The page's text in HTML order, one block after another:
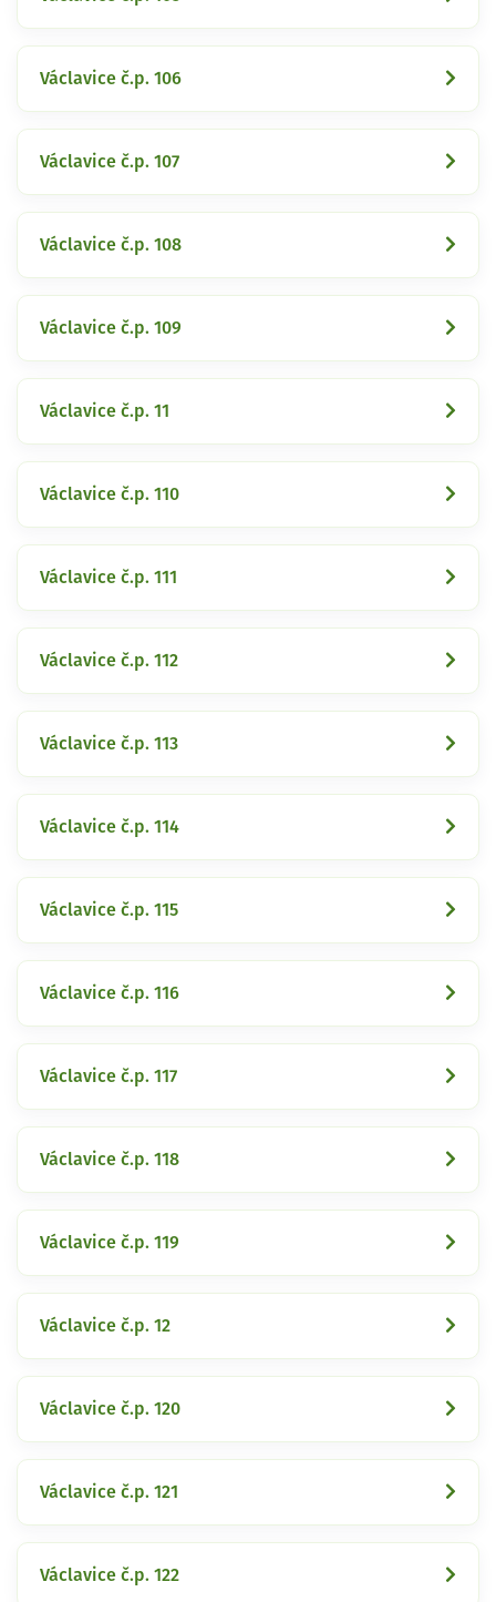
Václavice č.p. 106
Václavice č.p. 107
Václavice č.p. 108
Václavice č.p. 109
Václavice č.p. 11
Václavice č.p. 110
Václavice č.p. 111
Václavice č.p. 112
Václavice č.p. 113
Václavice č.p. 114
Václavice č.p. 115
Václavice č.p. 116
Václavice č.p. 117
Václavice č.p. 118
Václavice č.p. 119
Václavice č.p. 12
Václavice č.p. 120
Václavice č.p. 121
Václavice č.p. 122